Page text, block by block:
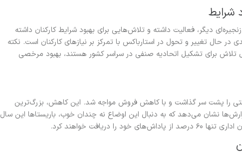
شرایط
دیگر، فعالیت داشته و تلاش‌هایی برای بهبود شرایط کارکنان داشته
حال تغییر و تحول در استارباکس با تمرکز بر نیازهای کارکنان است. نکته
تلاش برای تشکیل اتحادیه صنفی در سراسر کشور هستند، بهبود مرخصی
را پشت سر گذاشت و با کاهش فروش مواجه شد. این کاهش، بزرگ‌ترین
نشان می‌دهد که به دنبال این اوضاع نه چندان خوب، باریستاها این سال
دریافت خواهند کرد.